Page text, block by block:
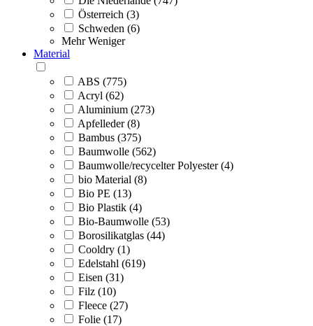
Österreich (3)
Schweden (6)
Mehr Weniger
Material
ABS (775)
Acryl (62)
Aluminium (273)
Apfelleder (8)
Bambus (375)
Baumwolle (562)
Baumwolle/recycelter Polyester (4)
bio Material (8)
Bio PE (13)
Bio Plastik (4)
Bio-Baumwolle (53)
Borosilikatglas (44)
Cooldry (1)
Edelstahl (619)
Eisen (31)
Filz (10)
Fleece (27)
Folie (17)